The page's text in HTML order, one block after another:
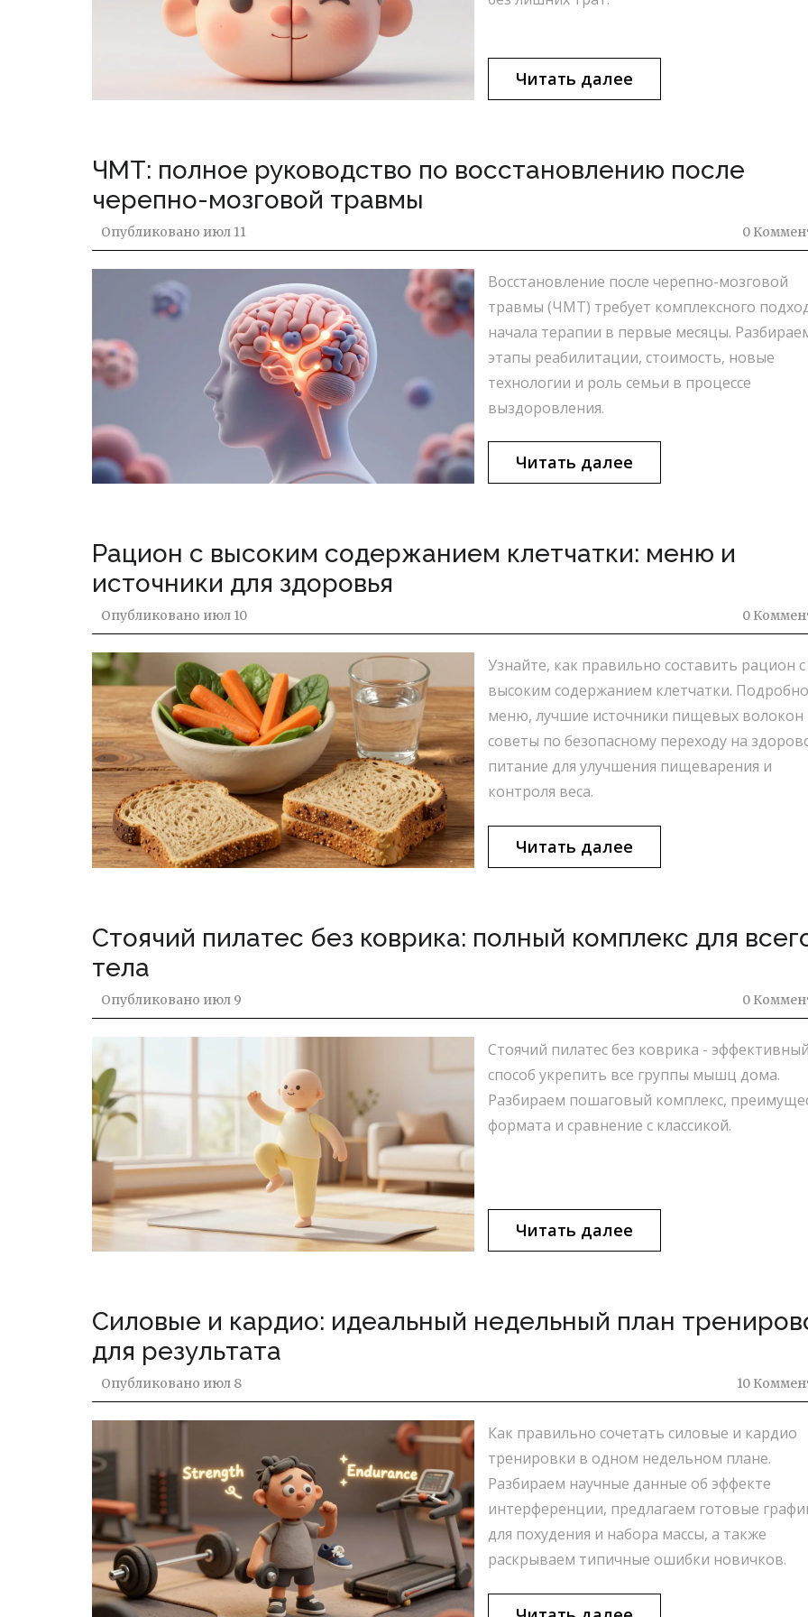
Читать далее
ЧМТ: полное руководство по восстановлению после
черепно-мозговой травмы
Опубликовано июл 11 0
Восстановление после черепно-мозговой
травмы (ЧМТ) требует комплексного
начала терапии в первые месяцы.
этапы реабилитации, стоимость, новые
технологии и роль семьи в процессе
выздоровления.
Читать далее
Рацион с высоким содержанием клетчатки: меню и
источники для здоровья
Опубликовано июл 10 0
Узнайте, как правильно составить рацион с
высоким содержанием клетчатки.
меню, лучшие источники пищевых волокон
советы по безопасному переходу на
питание для улучшения пищеварения и
контроля веса.
Читать далее
Стоячий пилатес без коврика: полный комплекс для
тела
Опубликовано июл 9 0
Стоячий пилатес без коврика -
способ укрепить все группы мышц дома.
Разбираем пошаговый комплекс,
формата и сравнение с классикой.
Читать далее
Силовые и кардио: идеальный недельный план
для результата
Опубликовано июл 8 10
Как правильно сочетать силовые и кардио
тренировки в одном недельном плане.
Разбираем научные данные об эффекте
интерференции, предлагаем готовые
для похудения и набора массы, а также
раскрываем типичные ошибки новичков.